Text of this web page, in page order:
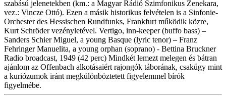
szabású jelenetekben (km.: a Magyar Rádió Szimfonikus Zenekara,
vez.: Vincze Ottó). Ezen a másik historikus felvételen is a Sinfonie-
Orchester des Hessischen Rundfunks, Frankfurt működik közre,
Kurt Schröder vezényletével. Vertigo, inn-keeper (buffo bass) –
Sanders Schier Miguel, a young Basque (lyric tenor) – Franz
Fehringer Manuelita, a young orphan (soprano) - Bettina Bruckner
Radio broadcast, 1949 (42 perc) Mindkét lemezt melegen és bátran
ajánlom az Offenbach alkotásaiért rajongók táborának, csakúgy mint
a kuriózumok iránt megkülönböztetett figyelemmel bírók
figyelmébe.